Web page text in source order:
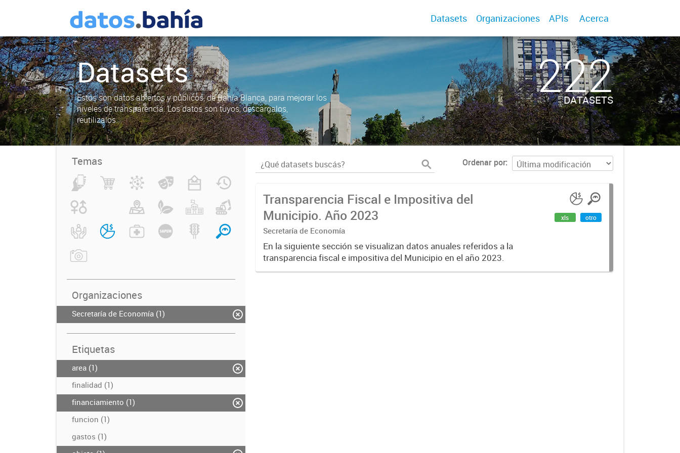
Datasets Organizaciones APIs Acerca
Datasets
Estos son datos abiertos y públicos, de Bahía Blanca, para mejorar los
niveles de transparencia. Los datos son tuyos, descargalos,
reutilizalos.
222
DATASETS
Temas
Organizaciones
Secretaría de Economía (1)
Etiquetas
area (1)
finalidad (1)
financiamiento (1)
funcion (1)
gastos (1)
Ordenar por
Transparencia Fiscal e Impositiva del
Municipio. Año 2023
Secretaría de Economía
En la siguiente sección se visualizan datos anuales referidos a la
transparencia fiscal e impositiva del Municipio en el año 2023.
xls otro